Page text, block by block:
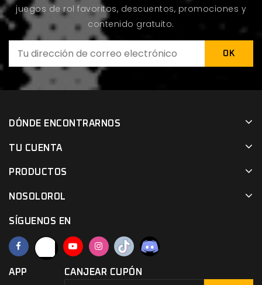
juegos de rol favoritos, descuentos, promociones y
contenido gratuito.
DÓNDE ENCONTRARNOS
TU CUENTA
PRODUCTOS
NOSOLOROL
SÍGUENOS EN
APP CANJEAR CUPÓN